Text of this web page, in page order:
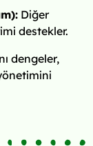
Diğer
destekler.
dengeler,